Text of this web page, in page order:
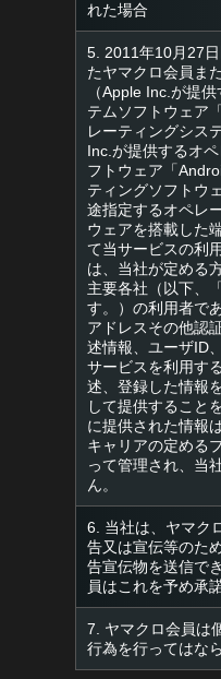
れた場合
5. 2011年10月27
たヤマクロ会員ま
（Apple Inc.が提
テムソフトウェア
レーティングシス
Inc.が提供するオ
フトウェア「
ティングソフトウ
途指定するオペレ
ウェアを搭載した
て当サービスの利
は、当社が定める
主要各社（以下、
す。）の利用者で
アドレスその他認
述情報、ユーザID
サービスを利用す
述、登録した情報
して提供すること
に提供された情報
キャリアの定める
って管理され、当
ん。
6. 当社は、ヤマク
告又は宣伝等のた
告宣伝物を送信で
員はこれを予め承
7. ヤマクロ会員は
行為を行ってはな